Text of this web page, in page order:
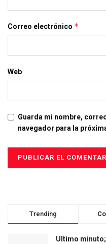
Correo electrónico *
Web
Guarda mi nombre,
navegador para la
Trending
Ultimo